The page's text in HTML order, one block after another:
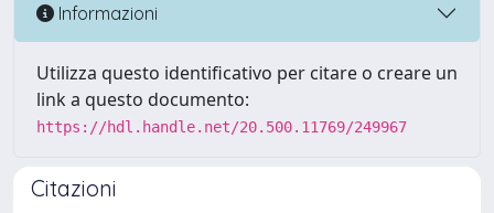
Informazioni
Utilizza questo identificativo per citare o creare un
link a questo documento:
https://hdl.handle.net/20.500.11769/249967
Citazioni